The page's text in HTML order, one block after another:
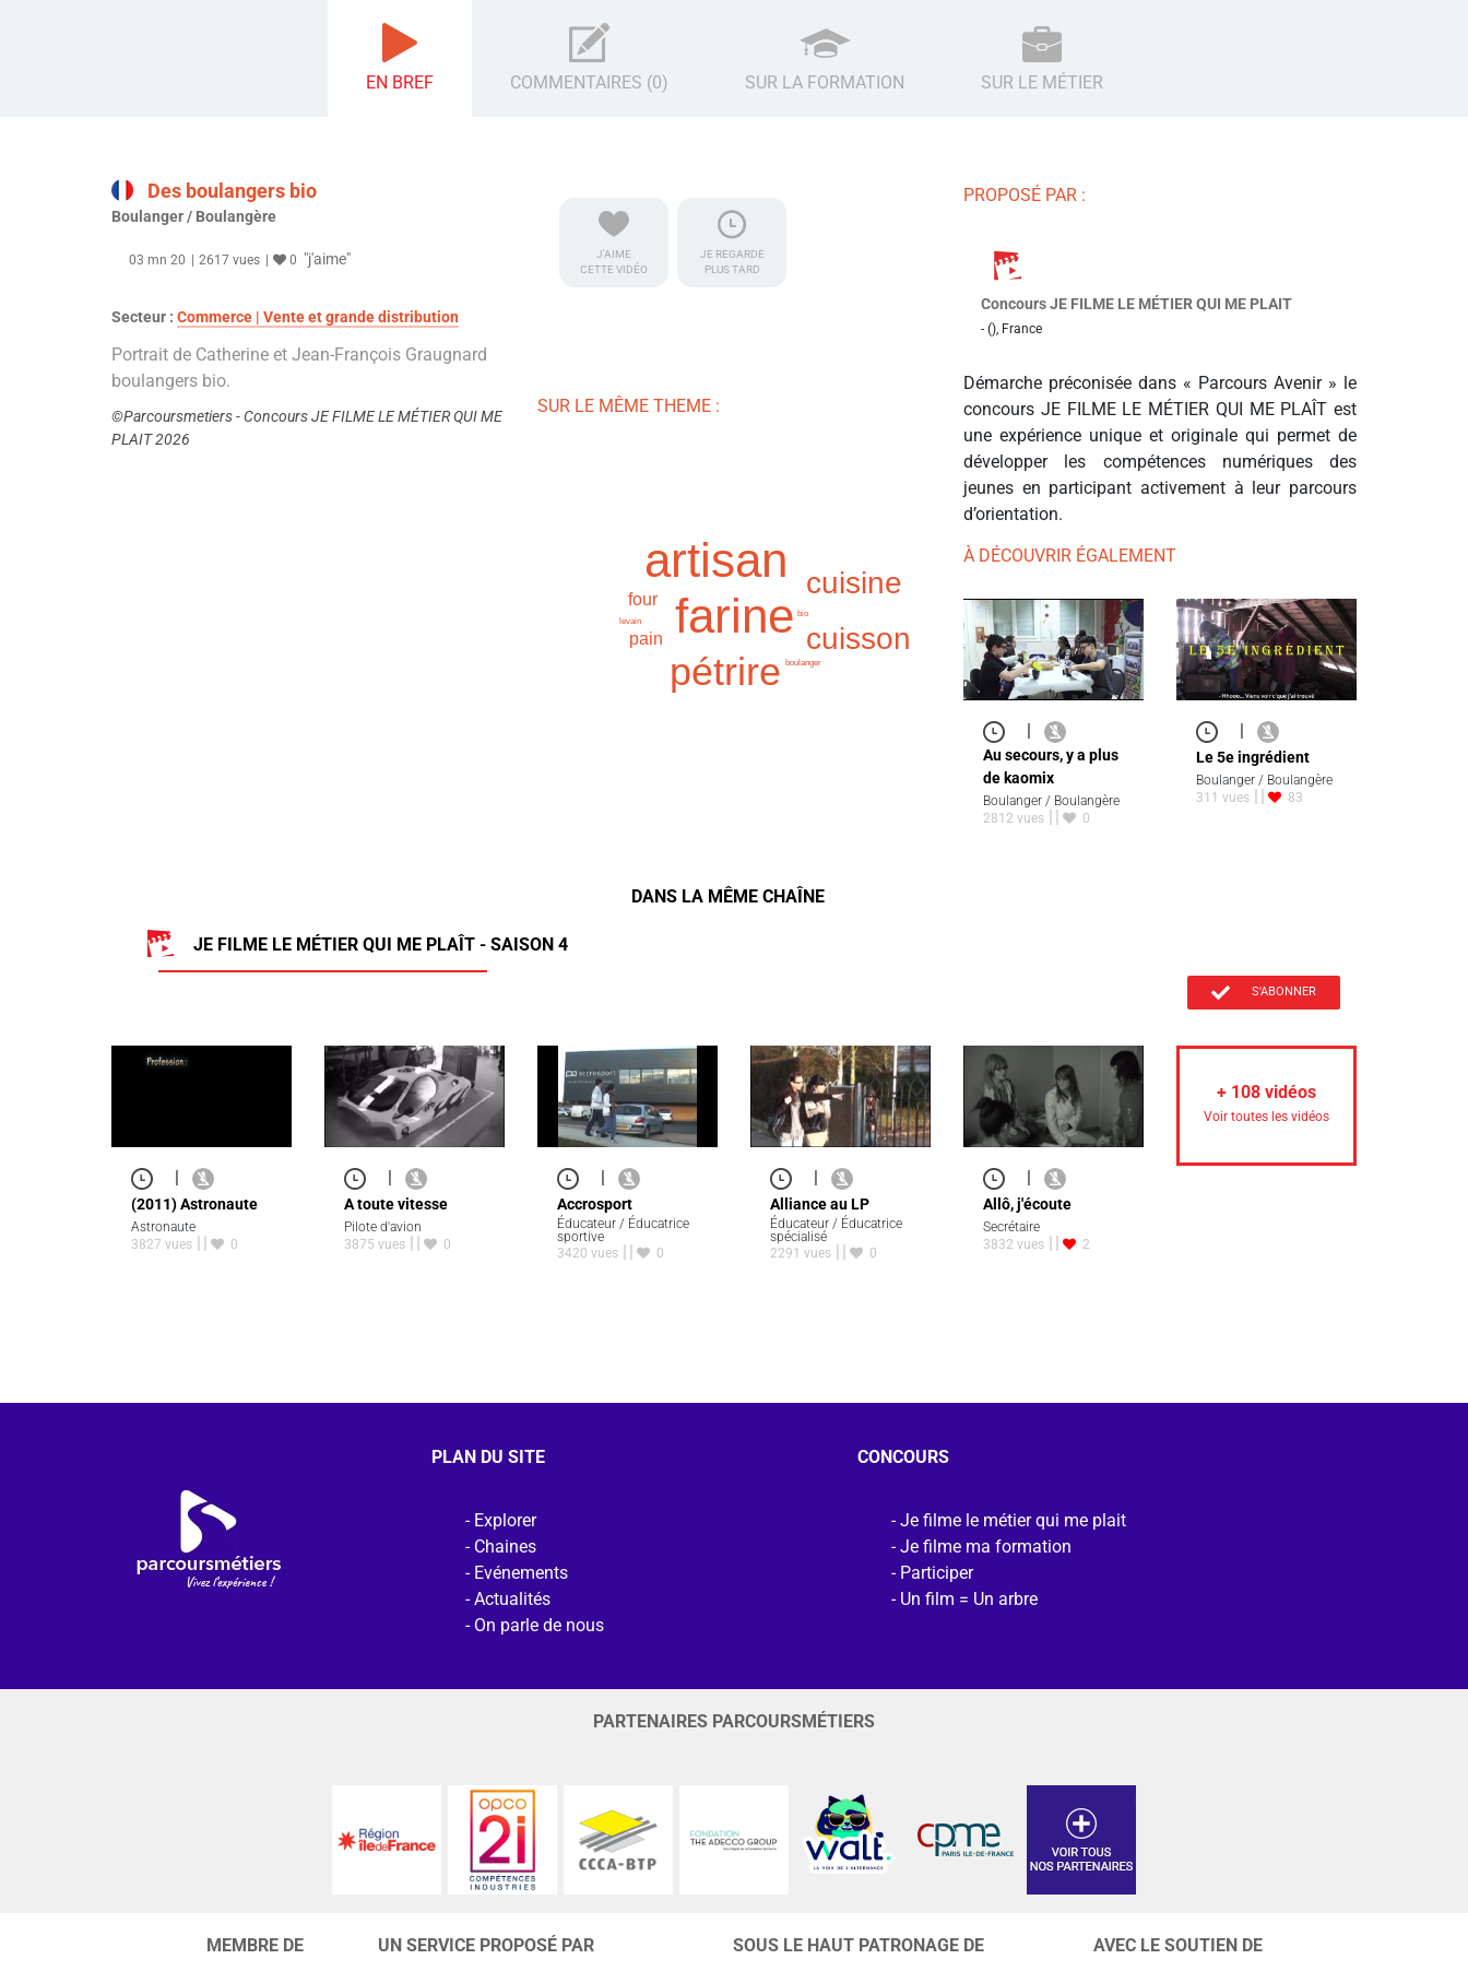
EN BREF COMMENTAIRES (0) SUR LA FORMATION SUR LE MÉTIER
Des boulangers bio
Boulanger / Boulangère
03 mn 20 2617 vues 0 "j'aime"
Secteur : Commerce | Vente et grande distribution
Portrait de Catherine et Jean-François Graugnard
boulangers bio.
©Parcoursmetiers - Concours JE FILME LE MÉTIER QUI ME
PLAIT 2026
J'AIME
CETTE VIDÉO
JE REGARDE
PLUS TARD
SUR LE MÊME THEME :
farine
artisan
pétrire
cuisine
cuisson
pain
four
boulanger
bio
levain
PROPOSÉ PAR :
Concours JE FILME LE MÉTIER QUI ME PLAIT
- (), France
Démarche préconisée dans « Parcours Avenir » le
concours JE FILME LE MÉTIER QUI ME PLAÎT est
une expérience unique et originale qui permet de
développer les compétences numériques des
jeunes en participant activement à leur parcours
d’orientation.
À DÉCOUVRIR ÉGALEMENT
Au secours, y a plus
de kaomix
Boulanger / Boulangère
2812 vues
0
Le 5e ingrédient
Boulanger / Boulangère
311 vues
83
DANS LA MÊME CHAÎNE
JE FILME LE MÉTIER QUI ME PLAÎT - SAISON 4
S'ABONNER
(2011) Astronaute
Astronaute
3827 vues
0
A toute vitesse
Pilote d'avion
3875 vues
0
Accrosport
Éducateur / Éducatrice
sportive
3420 vues
0
Alliance au LP
Éducateur / Éducatrice
spécialisé
2291 vues
0
Allô, j'écoute
Secrétaire
3832 vues
2
+ 108 vidéos
Voir toutes les vidéos
PLAN DU SITE
Explorer
Chaines
Evénements
Actualités
On parle de nous
CONCOURS
Je filme le métier qui me plait
Je filme ma formation
Participer
Un film = Un arbre
PARTENAIRES PARCOURSMÉTIERS
MEMBRE DE UN SERVICE PROPOSÉ PAR SOUS LE HAUT PATRONAGE DE AVEC LE SOUTIEN DE